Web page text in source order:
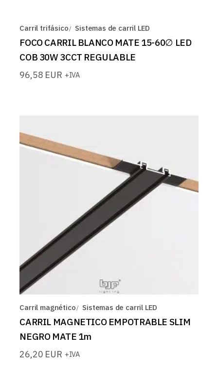
Carril trifásico Sistemas de carril LED
FOCO CARRIL BLANCO MATE 15-60∅ LED
COB 30W 3CCT REGULABLE
96,58 EUR +IVA
Carril magnético Sistemas de carril LED
CARRIL MAGNETICO EMPOTRABLE SLIM
NEGRO MATE 1m
26,20 EUR +IVA